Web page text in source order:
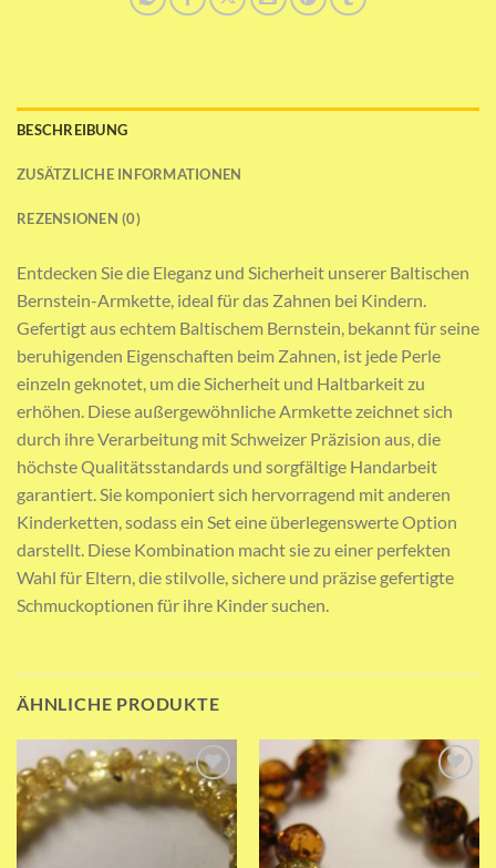
BESCHREIBUNG
ZUSÄTZLICHE INFORMATIONEN
REZENSIONEN (0)
Entdecken Sie die Eleganz und Sicherheit unserer Baltischen
Bernstein-Armkette, ideal für das Zahnen bei Kindern.
Gefertigt aus echtem Baltischem Bernstein, bekannt für seine
beruhigenden Eigenschaften beim Zahnen, ist jede Perle
einzeln geknotet, um die Sicherheit und Haltbarkeit zu
erhöhen. Diese außergewöhnliche Armkette zeichnet sich
durch ihre Verarbeitung mit Schweizer Präzision aus, die
höchste Qualitätsstandards und sorgfältige Handarbeit
garantiert. Sie komponiert sich hervorragend mit anderen
Kinderketten, sodass ein Set eine überlegenswerte Option
darstellt. Diese Kombination macht sie zu einer perfekten
Wahl für Eltern, die stilvolle, sichere und präzise gefertigte
Schmuckoptionen für ihre Kinder suchen.
ÄHNLICHE PRODUKTE
Add to wishlist Add to wishlist